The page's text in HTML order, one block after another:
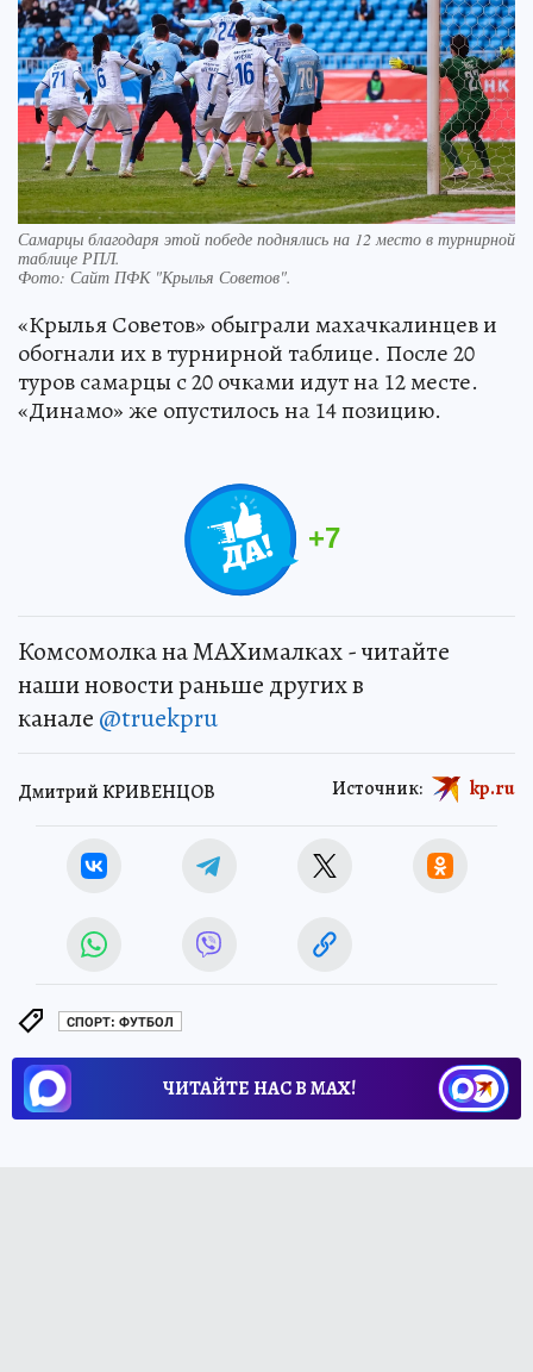
Самарцы благодаря этой победе поднялись на 12 место в турнирной
таблице РПЛ.
Фото: Сайт ПФК "Крылья Советов".
«Крылья Советов» обыграли махачкалинцев и
обогнали их в турнирной таблице. После 20
туров самарцы с 20 очками идут на 12 месте.
«Динамо» же опустилось на 14 позицию.
+7
Комсомолка на MAXималках - читайте
наши новости раньше других в
канале @truekpru
Дмитрий КРИВЕНЦОВ Источник: kp.ru
СПОРТ: ФУТБОЛ
ЧИТАЙТЕ НАС В МАХ!